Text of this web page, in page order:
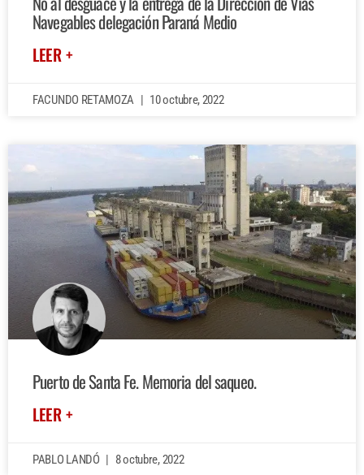
Navegables delegación Paraná Medio
LEER +
FACUNDO RETAMOZA 10 octubre, 2022
Puerto de Santa Fe. Memoria del saqueo.
LEER +
PABLO LANDÓ 8 octubre, 2022